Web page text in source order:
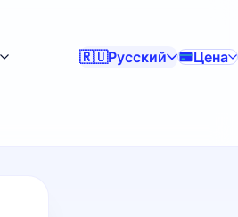
🇷🇺Русский Цена